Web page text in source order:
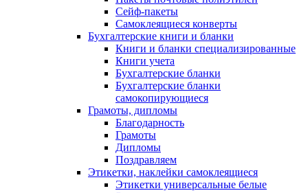
Сейф-пакеты
Самоклеящиеся конверты
Бухгалтерские книги и бланки
Книги и бланки специализированные
Книги учета
Бухгалтерские бланки
Бухгалтерские бланки
самокопирующиеся
Грамоты, дипломы
Благодарность
Грамоты
Дипломы
Поздравляем
Этикетки, наклейки самоклеящиеся
Этикетки универсальные белые